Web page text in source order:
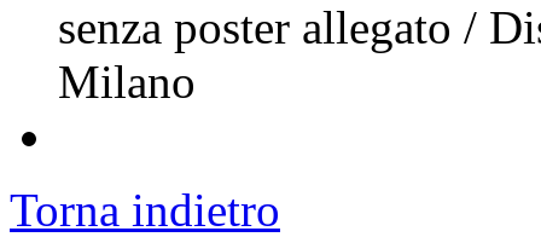
senza poster allegato /
Milano
Torna indietro